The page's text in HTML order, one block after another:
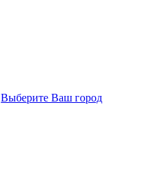
Выберите Ваш город